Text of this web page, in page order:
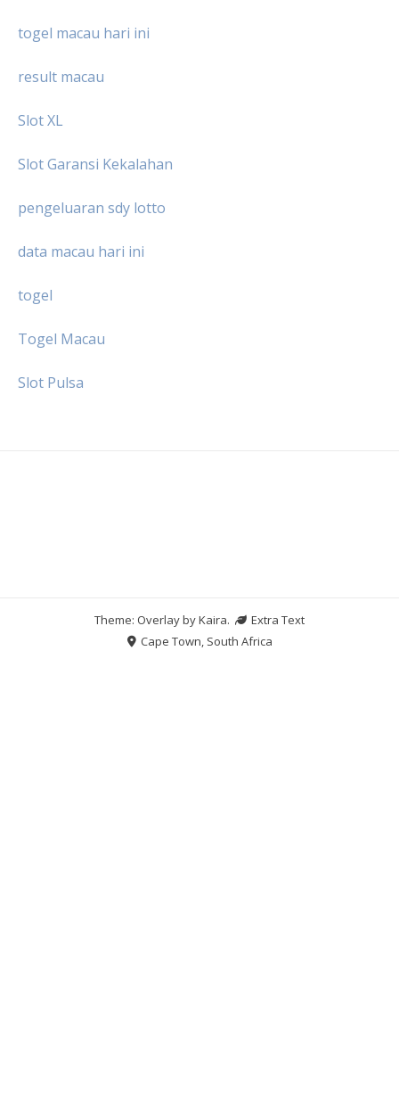
togel macau hari ini
result macau
Slot XL
Slot Garansi Kekalahan
pengeluaran sdy lotto
data macau hari ini
togel
Togel Macau
Slot Pulsa
Theme: Overlay byKaira.
Extra Text
Cape Town, South Africa